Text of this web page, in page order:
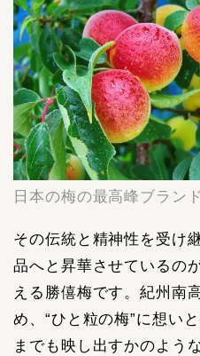
日本の梅の最高峰ブラン
その伝統と精神性を受け
品へと昇華させているの
える勝僖梅です。紀州南
め、“ひと粒の梅”に想い
までも映し出すかのよう